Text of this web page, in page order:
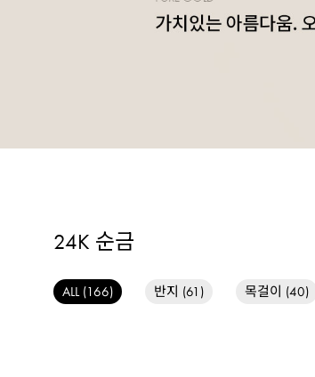
24K 순금
ALL (166) 반지 (61) 목걸이 (40)